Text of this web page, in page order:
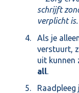
schrijft
verplicht is.
Als je
verstuurt,
uit kunnen
all